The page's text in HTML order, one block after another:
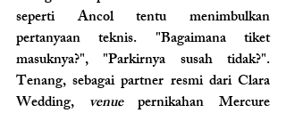
seperti Ancol tentu menimbulkan
pertanyaan teknis. "Bagaimana tiket
masuknya?", "Parkirnya susah tidak?".
Tenang, sebagai partner resmi dari Clara
Wedding, venue pernikahan Mercure